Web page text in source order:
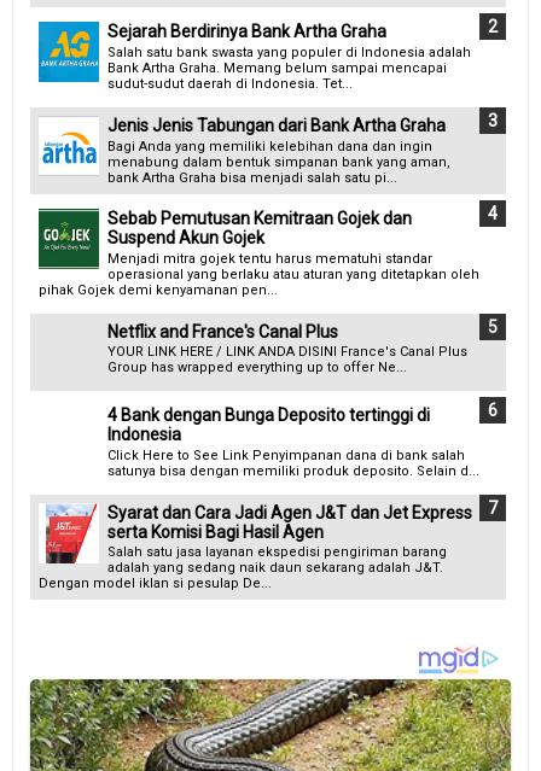
Sejarah Berdirinya Bank Artha Graha
Salah satu bank swasta yang populer di Indonesia adalah
Bank Artha Graha. Memang belum sampai mencapai
sudut-sudut daerah di Indonesia. Tet...
Jenis Jenis Tabungan dari Bank Artha Graha
Bagi Anda yang memiliki kelebihan dana dan ingin
menabung dalam bentuk simpanan bank yang aman,
bank Artha Graha bisa menjadi salah satu pi...
Sebab Pemutusan Kemitraan Gojek dan
Suspend Akun Gojek
Menjadi mitra gojek tentu harus mematuhi standar
operasional yang berlaku atau aturan yang ditetapkan oleh
pihak Gojek demi kenyamanan pen...
Netflix and France's Canal Plus
YOUR LINK HERE / LINK ANDA DISINI France's Canal Plus
Group has wrapped everything up to offer Ne...
4 Bank dengan Bunga Deposito tertinggi di
Indonesia
Click Here to See Link Penyimpanan dana di bank salah
satunya bisa dengan memiliki produk deposito. Selain d...
Syarat dan Cara Jadi Agen J&T dan Jet Express
serta Komisi Bagi Hasil Agen
Salah satu jasa layanan ekspedisi pengiriman barang
adalah yang sedang naik daun sekarang adalah J&T.
Dengan model iklan si pesulap De...